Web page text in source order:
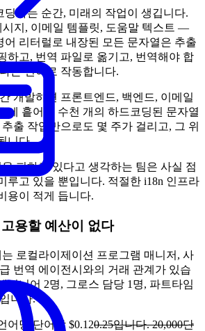
딩하는 순간, 미래의 작업이 생깁니다.
시지, 이메일 템플릿, 도움말 텍스트 —
어 리터럴로 내장된 모든 문자열은 추출
하고, 번역 파일로 옮기고, 번역해야 합
른 언어로 작동합니다.
개발하면 프론트엔드, 백엔드, 이메일
에 흩어진 수천 개의 하드코딩된 문자열
출 작업만으로도 몇 주가 걸리고, 그 위
니다.
피하고 있다고 생각하는 팀은 사실 점
루고 있을 뿐입니다. 적절한 i18n 인프라
용이 적게 듭니다.
용할 예산이 없다
로컬라이제이션 프로그램 매니저, 사
번역 에이전시와의 거래 관계가 있습
지니어 2명, 그로스 담당 1명, 파트타임
니다.
어당 단어당 $0.120.25입니다. 20,000단